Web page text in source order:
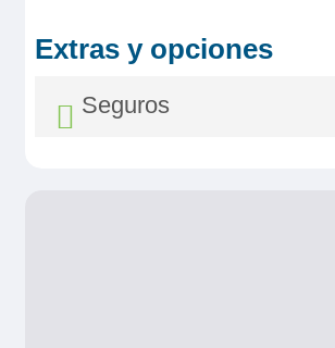
Extras y opciones
Seguros